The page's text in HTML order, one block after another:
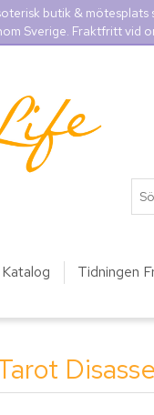
butik &
Sverige. Fraktfritt vid
Katalog Tidningen